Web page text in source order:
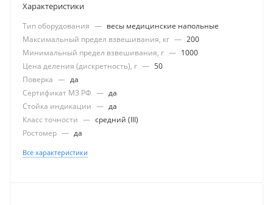
Характеристики
Тип оборудования — весы медицинские напольные
Максимальный предел взвешивания, кг — 200
Минимальный предел взвешивания, г — 1000
Цена деления (дискретность), г — 50
Поверка — да
Сертификат МЗ РФ — да
Стойка индикации — да
Класс точности — средний (III)
Ростомер — да
Все характеристики